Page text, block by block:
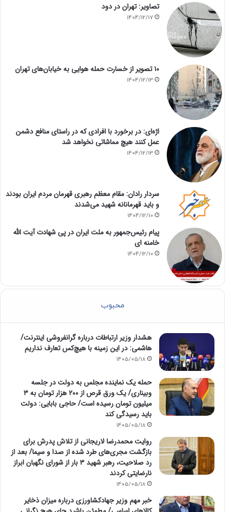
تصاویر: تهران در دود
1404/12/17
۱۰ تصویر از خسارت حمله هوایی به خیابان‌های تهران
1404/12/13
اژه‌ای: در برخورد با افرادی که در راستای منافع دشمن
عمل کنند هیچ مماشاتی نخواهد شد
1404/12/13
سردار رادان: مقام معظم رهبری قهرمان مردم ایران بودند
و باید قهرمانانه شهید می‌شدند
1404/12/10
پیام رئیس‌جمهور به ملت ایران در پی شهادت آیت الله
خامنه ای
1404/12/10
محبوب
هشدار وزیر ارتباطات درباره گرانفروشی اینترنت/
هاشمی: در این زمینه با هیچ‌کس تعارف نداریم
1405/05/18
حمله یک نماینده مجلس به دولت در جلسه
وبیناری/ یک ورق قرص از ۲۰۰ هزار تومان به ۳
میلیون تومان رسیده است/ حاجی بابایی: دولت
باید رسیدگی کند
1405/05/18
روایت محمدرضا لاریجانی از تلاش پدرش برای
بازگشت مجری‌های طرد شده از صدا و سیما/ بعد از
رد صلاحیت، رهبر شهید ۳ بار از شورای نگهبان ابراز
نارضایتی کردند
1405/05/18
خبر مهم وزیر جهادکشاورزی درباره میزان ذخایر